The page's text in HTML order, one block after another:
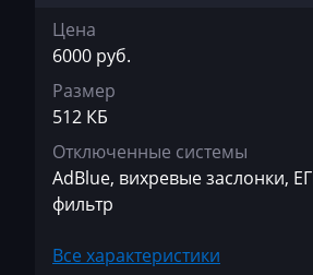
Farmtrac
FAW
Fendt
Fiat
Ford
Цена
6000 руб.
Размер
512 КБ
Отключенные системы
AdBlue, вихревые заслонки,
фильтр
Все характеристики